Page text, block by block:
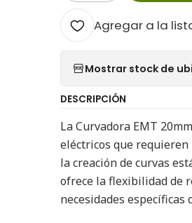
Agregar a la
Mostrar stock de
DESCRIPCIÓN
La Curvadora EMT
eléctricos que
la creación de curvas
ofrece la flexibilidad de
necesidades específicas